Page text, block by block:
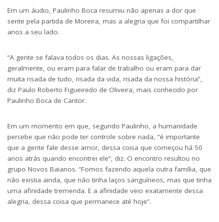
Em um áudio, Paulinho Boca resumiu não apenas a dor que
sente pela partida de Moreira, mas a alegria que foi compartilhar
anos a seu lado.
“A gente se falava todos os dias. As nossas ligações,
geralmente, ou eram para falar de trabalho ou eram para dar
muita risada de tudo, risada da vida, risada da nossa história”,
diz Paulo Roberto Figueiredo de Oliveira, mais conhecido por
Paulinho Boca de Cantor.
Em um momento em que, segundo Paulinho, a humanidade
percebe que não pode ter controle sobre nada, “é importante
que a gente fale desse amor, dessa coisa que começou há 50
anos atrás quando encontrei ele”, diz. O encontro resultou no
grupo Novos Baianos. “Fomos fazendo aquela outra família, que
não existia ainda, que não tinha laços sanguíneos, mas que tinha
uma afinidade tremenda. E a afinidade veio exatamente dessa
alegria, dessa coisa que permanece até hoje”.